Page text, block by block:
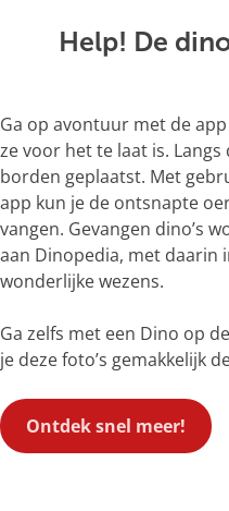
Help! De
Ga op avontuur met de
ze voor het te laat is.
borden geplaatst. Met
app kun je de ontsnapte
vangen. Gevangen dino’s
aan Dinopedia, met daarin
wonderlijke wezens.
Ga zelfs met een Dino op
je deze foto’s gemakkelijk
Ontdek snel meer!